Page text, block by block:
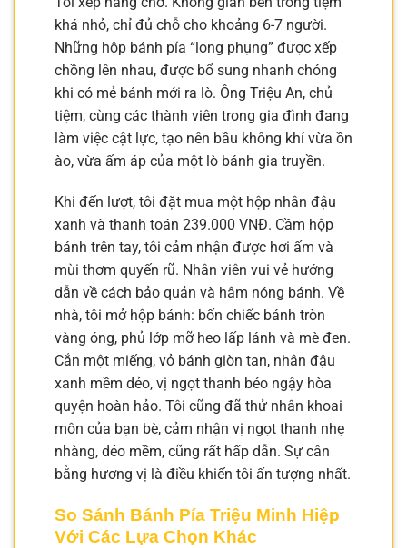
khá nhỏ, chỉ đủ chỗ cho khoảng 6-7 người.
Những hộp bánh pía “long phụng” được xếp
chồng lên nhau, được bổ sung nhanh chóng
khi có mẻ bánh mới ra lò. Ông Triệu An, chủ
tiệm, cùng các thành viên trong gia đình đang
làm việc cật lực, tạo nên bầu không khí vừa ồn
ào, vừa ấm áp của một lò bánh gia truyền.
Khi đến lượt, tôi đặt mua một hộp nhân đậu
xanh và thanh toán 239.000 VNĐ. Cầm hộp
bánh trên tay, tôi cảm nhận được hơi ấm và
mùi thơm quyến rũ. Nhân viên vui vẻ hướng
dẫn về cách bảo quản và hâm nóng bánh. Về
nhà, tôi mở hộp bánh: bốn chiếc bánh tròn
vàng óng, phủ lớp mỡ heo lấp lánh và mè đen.
Cắn một miếng, vỏ bánh giòn tan, nhân đậu
xanh mềm dẻo, vị ngọt thanh béo ngậy hòa
quyện hoàn hảo. Tôi cũng đã thử nhân khoai
môn của bạn bè, cảm nhận vị ngọt thanh nhẹ
nhàng, dẻo mềm, cũng rất hấp dẫn. Sự cân
bằng hương vị là điều khiến tôi ấn tượng nhất.
So Sánh Bánh Pía Triệu Minh Hiệp
Với Các Lựa Chọn Khác